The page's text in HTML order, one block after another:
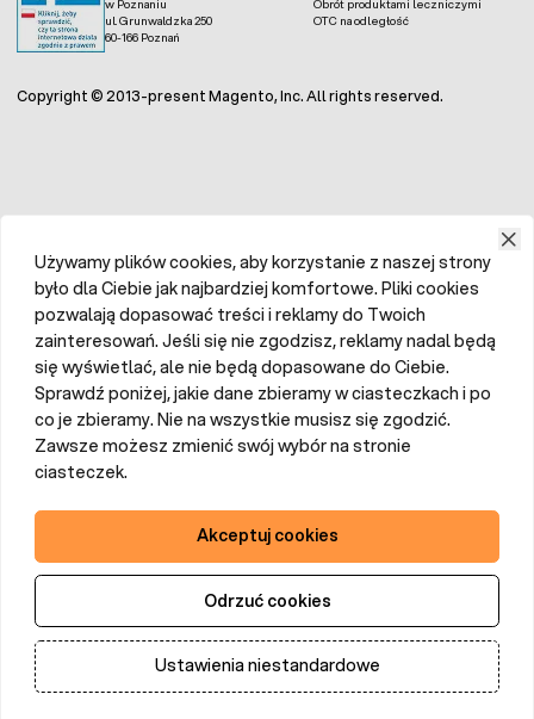
Ilość
w Poznaniu
ul. Grunwaldzka 250
60-166 Poznań
Obrót produktami leczniczymi
OTC na odległość
Copyright © 2013-present Magento, Inc. All rights reserved.
Używamy plików cookies, aby korzystanie z naszej strony
było dla Ciebie jak najbardziej komfortowe. Pliki cookies
pozwalają dopasować treści i reklamy do Twoich
zainteresowań. Jeśli się nie zgodzisz, reklamy nadal będą
się wyświetlać, ale nie będą dopasowane do Ciebie.
Sprawdź poniżej, jakie dane zbieramy w ciasteczkach i po
co je zbieramy. Nie na wszystkie musisz się zgodzić.
Zawsze możesz zmienić swój wybór na stronie
ciasteczek.
Akceptuj cookies
Odrzuć cookies
Ustawienia niestandardowe